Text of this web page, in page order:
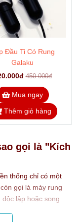
Đầu Ti Có Rung
Galaku
450.000đ
Mua ngay
Thêm giỏ hàng
gọi là "Kích
thống chỉ có một
gọi là máy rung
lập hoặc song